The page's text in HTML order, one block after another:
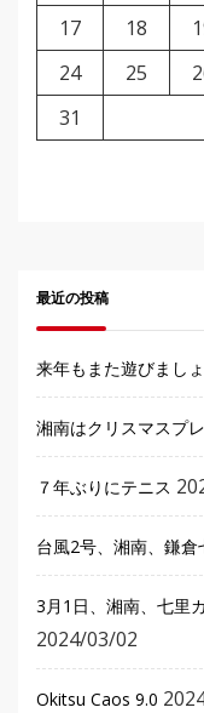
17
18
24
25
31
最近の投稿
来年もまた遊びまし
湘南はクリスマスプ
７年ぶりにテニス
台風2号、湘南、鎌倉
3月1日、湘南、七里
2024/03/02
Okitsu Caos 9.0